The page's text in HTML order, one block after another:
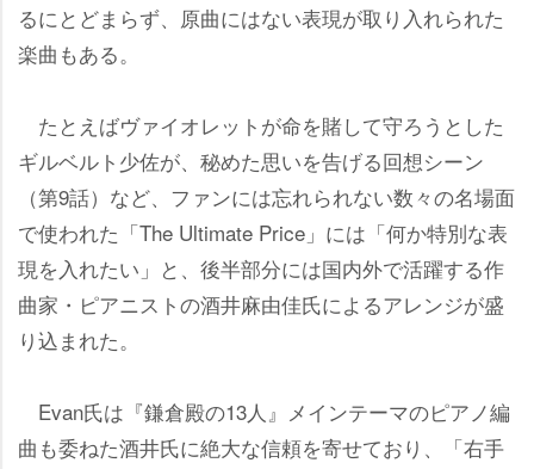
るにとどまらず、原曲にはない表現が取り入れられた
楽曲もある。
たとえばヴァイオレットが命を賭して守ろうとした
ギルベルト少佐が、秘めた思いを告げる回想シーン
（第9話）など、ファンには忘れられない数々の名場面
で使われた「The Ultimate Price」には「何か特別な表
現を入れたい」と、後半部分には国内外で活躍する作
曲家・ピアニストの酒井麻由佳氏によるアレンジが盛
り込まれた。
Evan氏は『鎌倉殿の13人』メインテーマのピアノ編
曲も委ねた酒井氏に絶大な信頼を寄せており、「右手